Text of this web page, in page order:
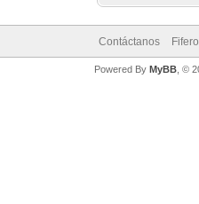
Contáctanos
Powered By MyBB, ©